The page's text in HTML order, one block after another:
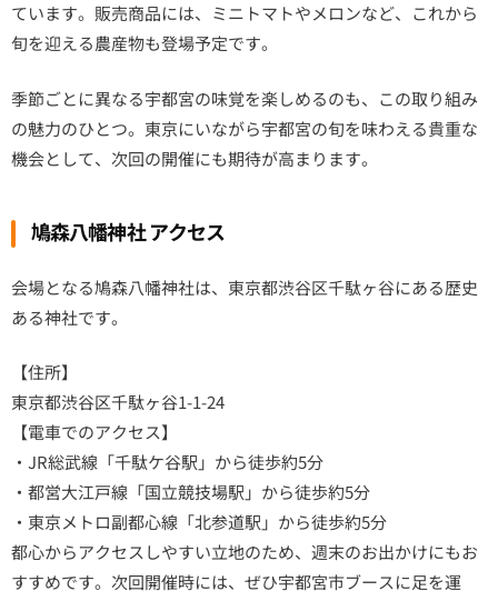
ています。販売商品には、ミニトマトやメロンなど、これから
旬を迎える農産物も登場予定です。
季節ごとに異なる宇都宮の味覚を楽しめるのも、この取り組み
の魅力のひとつ。東京にいながら宇都宮の旬を味わえる貴重な
機会として、次回の開催にも期待が高まります。
鳩森八幡神社 アクセス
会場となる鳩森八幡神社は、東京都渋谷区千駄ヶ谷にある歴史
ある神社です。
【住所】
東京都渋谷区千駄ヶ谷1-1-24
【電車でのアクセス】
・JR総武線「千駄ケ谷駅」から徒歩約5分
・都営大江戸線「国立競技場駅」から徒歩約5分
・東京メトロ副都心線「北参道駅」から徒歩約5分
都心からアクセスしやすい立地のため、週末のお出かけにもお
すすめです。次回開催時には、ぜひ宇都宮市ブースに足を運